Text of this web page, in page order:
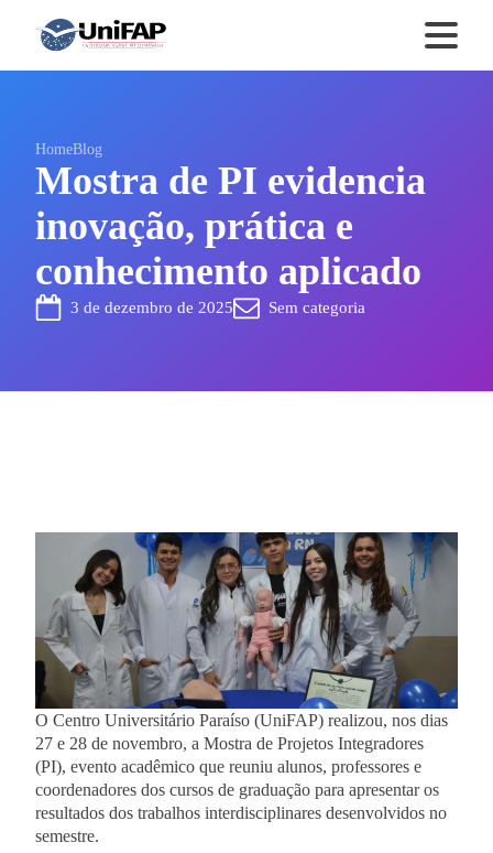
HomeBlog
Mostra de PI evidencia
inovação, prática e
conhecimento aplicado
3 de dezembro de 2025 Sem categoria
O Centro Universitário Paraíso (UniFAP) realizou, nos dias
27 e 28 de novembro, a Mostra de Projetos Integradores
(PI), evento acadêmico que reuniu alunos, professores e
coordenadores dos cursos de graduação para apresentar os
resultados dos trabalhos interdisciplinares desenvolvidos no
semestre.